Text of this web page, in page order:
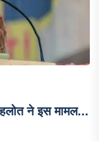
ने इस मामल...